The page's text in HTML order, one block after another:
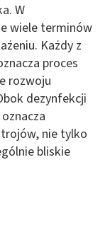
W
wiele terminów
Każdy z
proces
rozwoju
dezynfekcji
nie tylko
bliskie